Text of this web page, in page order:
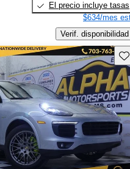
El precio incluye tasas
$634/mes
Verif. disponibilidad